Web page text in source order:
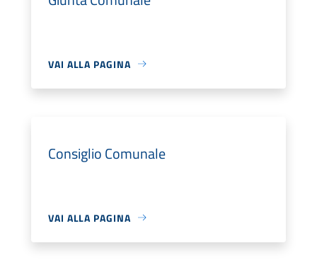
VAI ALLA PAGINA
Consiglio Comunale
VAI ALLA PAGINA